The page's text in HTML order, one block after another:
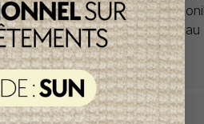
articles offerts ne sont
de la livraison gratuite
et plus avant taxes.